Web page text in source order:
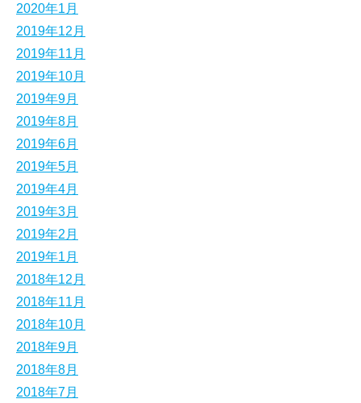
2020年1月
2019年12月
2019年11月
2019年10月
2019年9月
2019年8月
2019年6月
2019年5月
2019年4月
2019年3月
2019年2月
2019年1月
2018年12月
2018年11月
2018年10月
2018年9月
2018年8月
2018年7月